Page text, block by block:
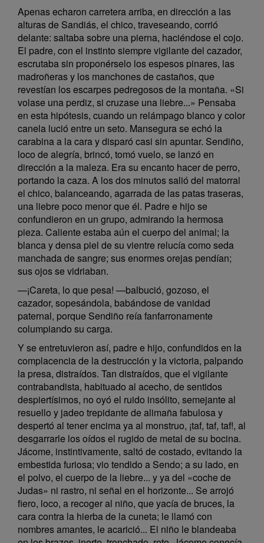
Apenas echaron carretera arriba, en dirección a las
alturas de Sandiás, el chico, traveseando, corrió
delante: saltaba sobre una pierna, haciéndose el cojo.
El padre, con el instinto siempre vigilante del cazador,
escrutaba sin proponérselo los espesos pinares, las
madroñeras y los manchones de castaños, que
revestían los escarpes pedregosos de la montaña. «Si
volase una perdiz, si cruzase una liebre...» Pensaba
en esta hipótesis, cuando un relámpago blanco y color
canela lució entre un seto. Mansegura se echó la
carabina a la cara y disparó casi sin apuntar. Sendiño,
loco de alegría, brincó, tomó vuelo, se lanzó en
dirección a la maleza. Era su encanto hacer de perro,
portando la caza. A los dos minutos salió del matorral
el chico, balanceando, agarrada de las patas traseras,
una liebre poco menor que él. Padre e hijo se
confundieron en un grupo, admirando la hermosa
pieza. Caliente estaba aún el cuerpo del animal; la
blanca y densa piel de su vientre relucía como seda
manchada de sangre; sus enormes orejas pendían;
sus ojos se vidriaban.
—¡Careta, lo que pesa! —balbució, gozoso, el
cazador, sopesándola, babándose de vanidad
paternal, porque Sendiño reía fanfarronamente
columpiando su carga.
Y se entretuvieron así, padre e hijo, confundidos en la
complacencia de la destrucción y la victoria, palpando
la presa, distraídos. Tan distraídos, que el vigilante
contrabandista, habituado al acecho, de sentidos
despiertísimos, no oyó el ruido insólito, semejante al
resuello y jadeo trepidante de alimaña fabulosa y
despertó al tener encima ya al monstruo, ¡taf, taf, taf!, al
desgarrarle los oídos el rugido de metal de su bocina.
Jácome, instintivamente, saltó de costado, evitando la
embestida furiosa; vio tendido a Sendo; a su lado, en
el polvo, el cuerpo de la liebre... y ya del «coche de
Judas» ni rastro, ni señal en el horizonte... Se arrojó
fiero, loco, a recoger al niño, que yacía de bruces, la
cara contra la hierba de la cuneta; le llamó con
nombres amantes, le acarició... El niño le blandeaba